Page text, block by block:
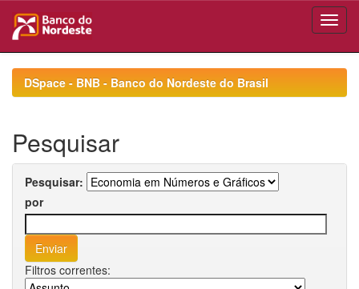
navigationDSpace - BNB - Banco do Nordeste do Brasil
Pesquisar
Pesquisar:
por
Filtros correntes: